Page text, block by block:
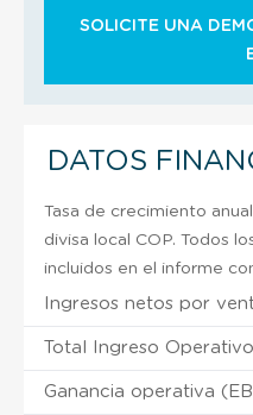
SOLICITE UNA
DATOS
Tasa de crecimiento
divisa local COP. Todos
incluidos en el informe
Ingresos netos por
Total Ingreso Operativo
Ganancia operativa